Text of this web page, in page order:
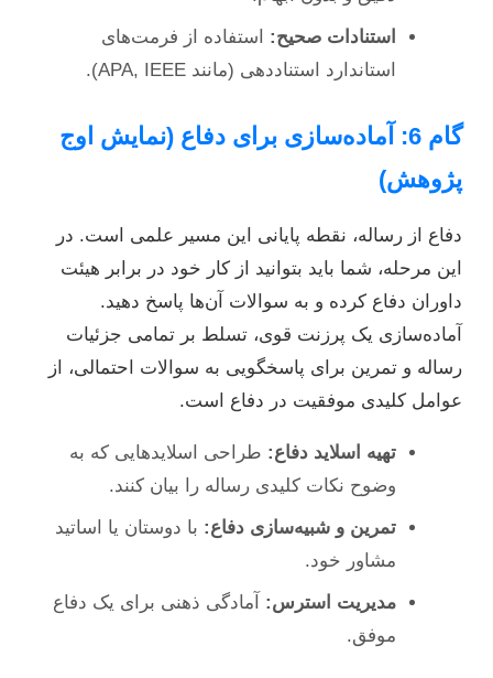
استنادات صحیح: استفاده از فرمت‌های
استاندارد استناددهی (مانند APA, IEEE).
گام 6: آماده‌سازی برای دفاع (نمایش اوج
پژوهش)
دفاع از رساله، نقطه پایانی این مسیر علمی است. در
این مرحله، شما باید بتوانید از کار خود در برابر هیئت
داوران دفاع کرده و به سوالات آن‌ها پاسخ دهید.
آماده‌سازی یک پرزنت قوی، تسلط بر تمامی جزئیات
رساله و تمرین برای پاسخگویی به سوالات احتمالی، از
عوامل کلیدی موفقیت در دفاع است.
تهیه اسلاید دفاع: طراحی اسلایدهایی که به
وضوح نکات کلیدی رساله را بیان کنند.
تمرین و شبیه‌سازی دفاع: با دوستان یا اساتید
مشاور خود.
مدیریت استرس: آمادگی ذهنی برای یک دفاع
موفق.